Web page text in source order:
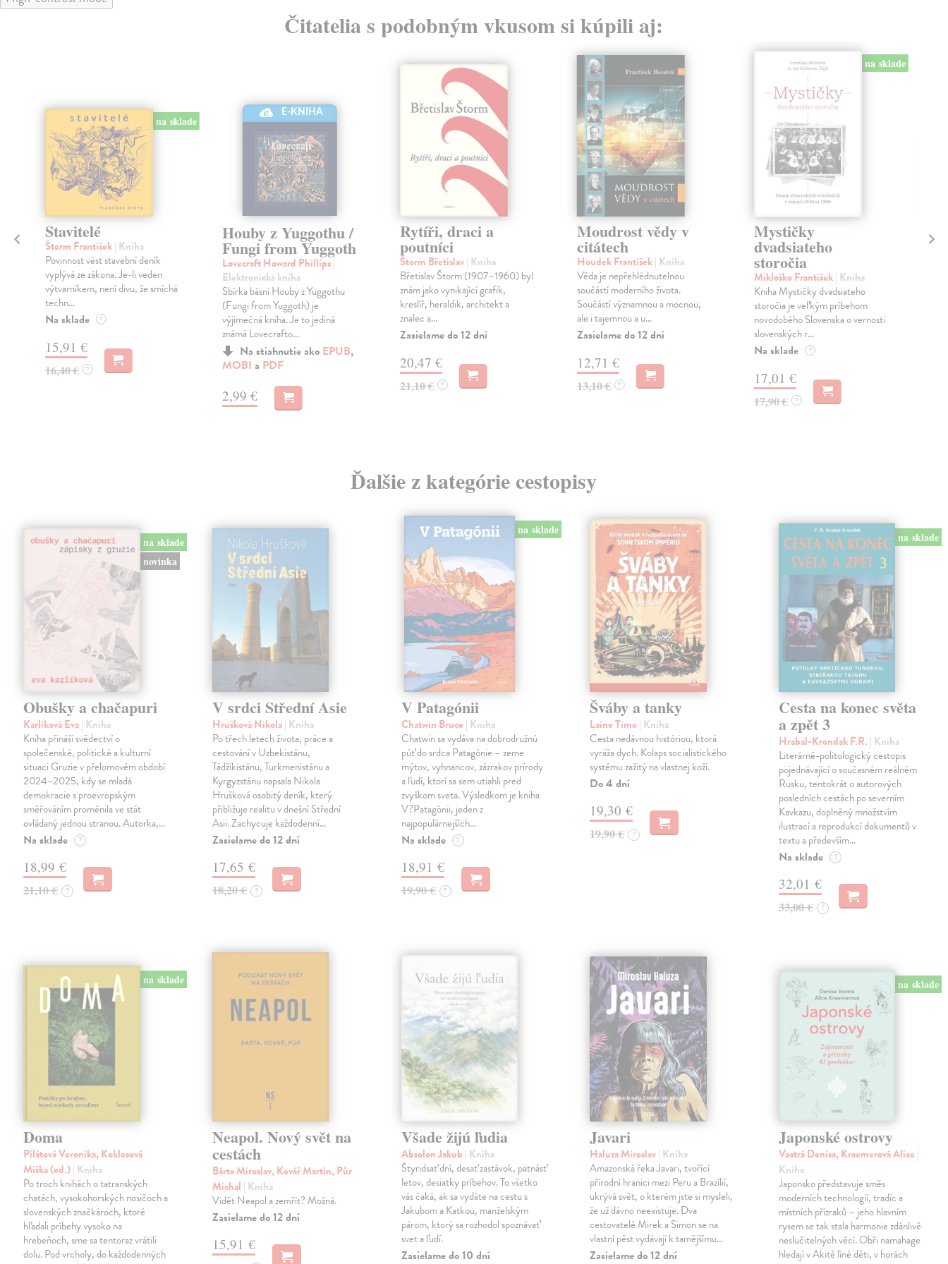
Čitatelia s podobným vkusom si kúpili aj:
na sklade
Stavitelé
Štorm František| Kniha
Povinnost vést stavební deník
vyplývá ze zákona. Je-li veden
výtvarníkem, není divu, že smíchá
techn...
Na sklade ?
15,91 €
16,40 € ?
E-KNIHA
Houby z Yuggothu /
Fungi from Yuggoth
Lovecraft Howard Phillips|
Elektronická kniha
Sbírka básní Houby z Yuggothu
(Fungi from Yuggoth) je
výjimečná kniha. Je to jediná
známá Lovecrafto...
Na stiahnutie ako EPUB,
MOBI a PDF
2,99 €
Rytíři, draci a
poutníci
Štorm Břetislav| Kniha
Břetislav Štorm (1907–1960) byl
znám jako vynikající grafik,
kreslíř, heraldik, architekt a
znalec a...
Zasielame do 12 dní
20,47 €
21,10 € ?
Moudrost vědy v
citátech
Houdek František| Kniha
Věda je nepřehlédnutelnou
součástí moderního života.
Součástí významnou a mocnou,
ale i tajemnou a u...
Zasielame do 12 dní
12,71 €
13,10 € ?
na sklade
Mystičky
dvadsiateho
storočia
Mikloško František| Kniha
Kniha Mystičky dvadsiateho
storočia je veľkým príbehom
novodobého Slovenska o vernosti
slovenských r...
Na sklade ?
17,01 €
17,90 € ?
Ďalšie z kategórie cestopisy
na sklade
novinka
Obušky a chačapuri
Karlíková Eva| Kniha
Kniha přináší svědectví o
společenské, politické a kulturní
situaci Gruzie v přelomovém období
2024–2025, kdy se mladá
demokracie s proevropským
směřováním proměnila ve stát
ovládaný jednou stranou. Autorka,…
Na sklade ?
18,99 €
21,10 € ?
V srdci Střední Asie
Hrušková Nikola| Kniha
Po třech letech života, práce a
cestování v Uzbekistánu,
Tádžikistánu, Turkmenistánu a
Kyrgyzstánu napsala Nikola
Hrušková osobitý deník, který
přibližuje realitu v dnešní Střední
Asii. Zachycuje každodenní…
Zasielame do 12 dní
17,65 €
18,20 € ?
na sklade
V Patagónii
Chatwin Bruce | Kniha
Chatwin sa vydáva na dobrodružnú
púť do srdca Patagónie – zeme
mýtov, vyhnancov, zázrakov prírody
a ľudí, ktorí sa sem utiahli pred
zvyškom sveta. Výsledkom je kniha
V?Patagónii, jeden z
najpopulárnejších…
Na sklade ?
18,91 €
19,90 € ?
Šváby a tanky
Laine Timo| Kniha
Cesta nedávnou históriou, ktorá
vyráža dych. Kolaps socialistického
systému zažitý na vlastnej koži.
Do 4 dní
19,30 €
19,90 € ?
na sklade
Cesta na konec světa
a zpět 3
Hrabal-Krondak F.R. | Kniha
Literárně-politologický cestopis
pojednávající o současném reálném
Rusku, tentokrát o autorových
posledních cestách po severním
Kavkazu, doplněný množstvím
ilustrací a reprodukcí dokumentů v
textu a především…
Na sklade ?
32,01 €
33,00 € ?
na sklade
Doma
Pilátová Veronika, Koklesová
Miška (ed.)| Kniha
Po troch knihách o tatranských
chatách, vysokohorských nosičoch a
slovenských značkároch, ktoré
hľadali príbehy vysoko na
hrebeňoch, sme sa tentoraz vrátili
dolu. Pod vrcholy, do každodenných
Neapol. Nový svět na
cestách
Bárta Miroslav, Kovář Martin, Půr
Michal | Kniha
Vidět Neapol a zemřít? Možná.
Zasielame do 12 dní
15,91 €
Všade žijú ľudia
Absolon Jakub | Kniha
Štyridsať dní, desať zastávok, pätnásť
letov, desiatky príbehov. To všetko
vás čaká, ak sa vydáte na cestu s
Jakubom a Katkou, manželským
párom, ktorý sa rozhodol spoznávať
svet a ľudí.
Zasielame do 10 dní
Javari
Haluza Miroslav| Kniha
Amazonská řeka Javari, tvořící
přírodní hranici mezi Peru a Brazílií,
ukrývá svět, o kterém jste si mysleli,
že už dávno neexistuje. Dva
cestovatelé Mirek a Simon se na
vlastní pěst vydávají k tamějšímu…
Zasielame do 12 dní
na sklade
Japonské ostrovy
Vostrá Denisa, Kraemerová Alice |
Kniha
Japonsko představuje směs
moderních technologií, tradic a
místních přízraků – jeho hlavním
rysem se tak stala harmonie zdánlivě
neslučitelných věcí. Obři namahage
hledají v Akitě líné děti, v horách